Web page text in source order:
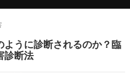
ように診断されるのか？臨
診断法